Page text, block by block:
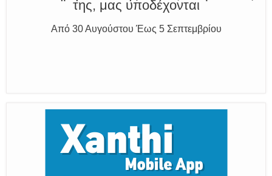
Η διατηρητέα πόλη με τους ανθρώπους
της, μας υποδέχονται